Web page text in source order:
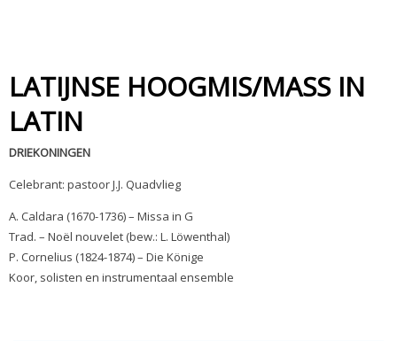
LATIJNSE HOOGMIS/MASS IN
LATIN
DRIEKONINGEN
Celebrant: pastoor J.J. Quadvlieg
A. Caldara (1670-1736) – Missa in G
Trad. – Noël nouvelet (bew.: L. Löwenthal)
P. Cornelius (1824-1874) – Die Könige
Koor, solisten en instrumentaal ensemble